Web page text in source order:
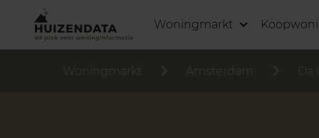
Woningmarkt
Woningmarkt Amsterdam Da